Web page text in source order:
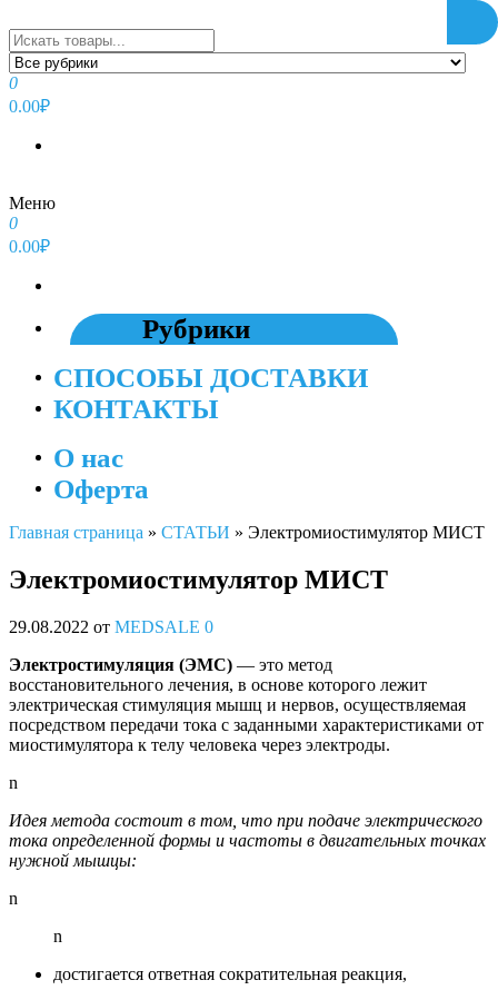
к
содержимому
0
0.00₽
Меню
0
0.00₽
Рубрики
СПОСОБЫ ДОСТАВКИ
КОНТАКТЫ
О нас
Оферта
Главная страница » СТАТЬИ » Электромиостимулятор МИСТ
Электромиостимулятор МИСТ
29.08.2022 от MEDSALE 0
Электростимуляция (ЭМС) — это метод
восстановительного лечения, в основе которого лежит
электрическая стимуляция мышц и нервов, осуществляемая
посредством передачи тока с заданными характеристиками от
миостимулятора к телу человека через электроды.
n
Идея метода состоит в том, что при подаче электрического
тока определенной формы и частоты в двигательных точках
нужной мышцы:
n
n
достигается ответная сократительная реакция,